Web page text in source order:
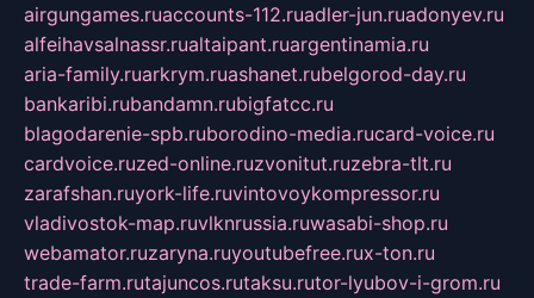
airgungames.ruaccounts-112.ruadler-jun.ruadonyev.ru
alfeihavsalnassr.rualtaipant.ruargentinamia.ru
aria-family.ruarkrym.ruashanet.rubelgorod-day.ru
bankaribi.rubandamn.rubigfatcc.ru
blagodarenie-spb.ruborodino-media.rucard-voice.ru
cardvoice.ruzed-online.ruzvonitut.ruzebra-tlt.ru
zarafshan.ruyork-life.ruvintovoykompressor.ru
vladivostok-map.ruvlknrussia.ruwasabi-shop.ru
webamator.ruzaryna.ruyoutubefree.rux-ton.ru
trade-farm.rutajuncos.rutaksu.rutor-lyubov-i-grom.ru